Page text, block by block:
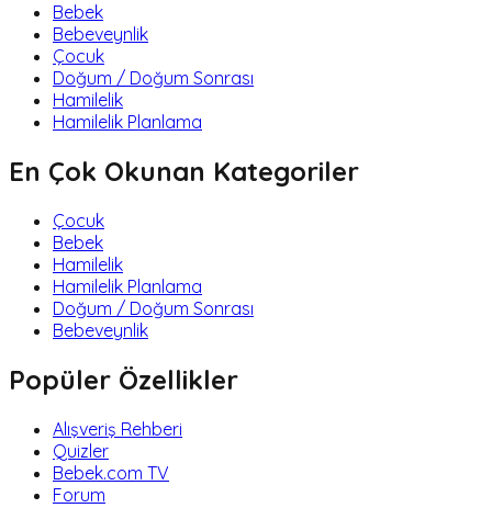
Bebek
Bebeveynlik
Çocuk
Doğum / Doğum Sonrası
Hamilelik
Hamilelik Planlama
En Çok Okunan Kategoriler
Çocuk
Bebek
Hamilelik
Hamilelik Planlama
Doğum / Doğum Sonrası
Bebeveynlik
Popüler Özellikler
Alışveriş Rehberi
Quizler
Bebek.com TV
Forum